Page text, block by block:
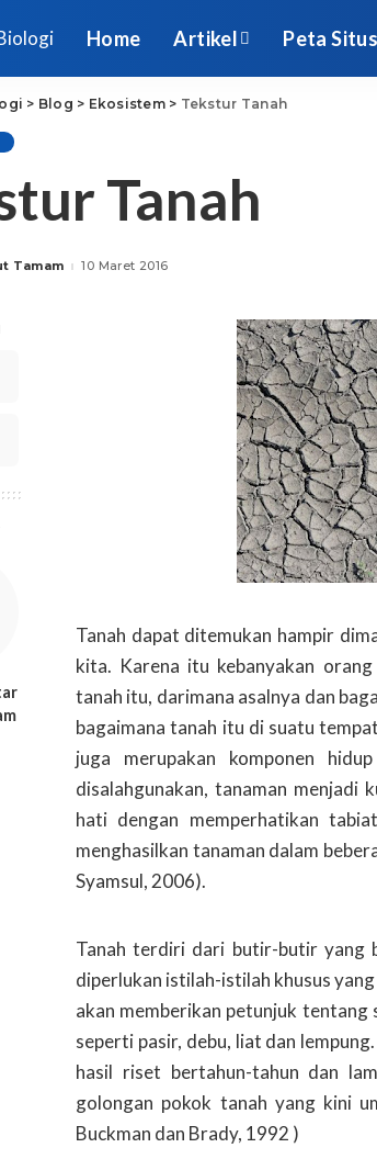
Home Artikel Peta Situs
> Blog > Ekosistem> Tekstur Tanah
Tanah
Tamam 10 Maret 2016
Tanah dapat ditemukan hampir
kita. Karena itu kebanyakan
tanah itu, darimana asalnya dan
bagaimana tanah itu di suatu
juga merupakan komponen
disalahgunakan, tanaman
hati dengan memperhatikan
menghasilkan tanaman dalam
Syamsul, 2006).
Tanah terdiri dari butir-butir yang
diperlukan istilah-istilah khusus
akan memberikan petunjuk
seperti pasir, debu, liat dan
hasil riset bertahun-tahun dan
golongan pokok tanah yang kini
Buckman dan Brady, 1992 )